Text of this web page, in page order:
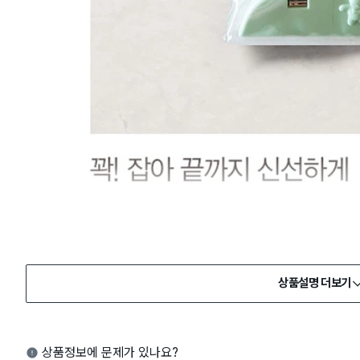
상품설명 더보기
상품정보에 문제가 있나요?